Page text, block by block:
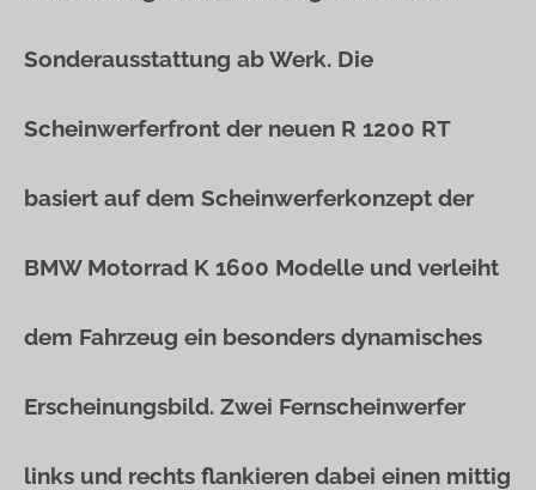
Sonderausstattung ab Werk. Die
Scheinwerferfront der neuen R 1200 RT
basiert auf dem Scheinwerferkonzept der
BMW Motorrad K 1600 Modelle und verleiht
dem Fahrzeug ein besonders dynamisches
Erscheinungsbild. Zwei Fernscheinwerfer
links und rechts flankieren dabei einen mittig